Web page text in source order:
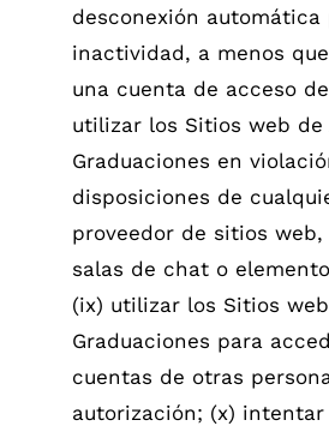
desconexión automática
inactividad, a menos
una cuenta de acceso
utilizar los Sitios web de
Graduaciones en
disposiciones de
proveedor de sitios
salas de chat o
(ix) utilizar los Sitios
Graduaciones para
cuentas de otras
autorización; (x)